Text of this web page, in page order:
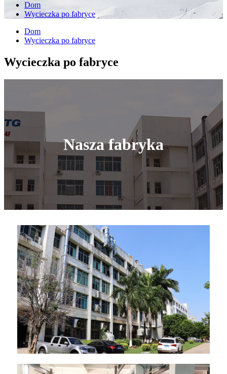
Dom
Wycieczka po fabryce
Dom
Wycieczka po fabryce
Wycieczka po fabryce
Nasza fabryka